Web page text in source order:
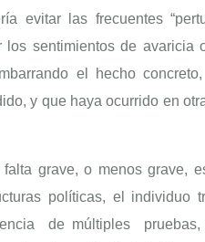
evitar las frecuentes
los sentimientos de avaricia
el hecho
y que haya ocurrido en
grave, o menos grave,
políticas, el individuo
de múltiples